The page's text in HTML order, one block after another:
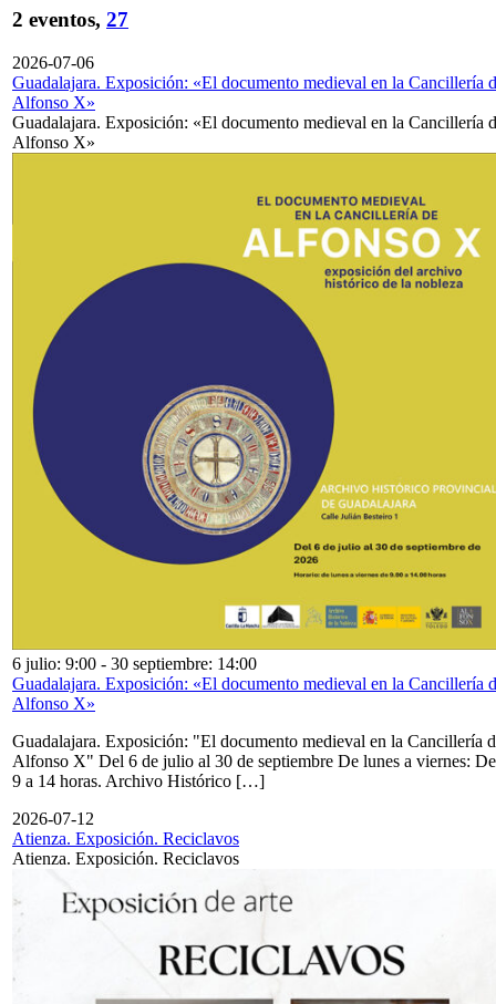
2 eventos, 27
2026-07-06
Guadalajara. Exposición: «El documento medieval en la Cancillería
Alfonso X»
Guadalajara. Exposición: «El documento medieval en la Cancillería
Alfonso X»
6 julio: 9:00 - 30 septiembre: 14:00
Guadalajara. Exposición: «El documento medieval en la Cancillería
Alfonso X»
Guadalajara. Exposición: "El documento medieval en la Cancillería
Alfonso X" Del 6 de julio al 30 de septiembre De lunes a viernes: De
9 a 14 horas. Archivo Histórico […]
2026-07-12
Atienza. Exposición. Reciclavos
Atienza. Exposición. Reciclavos